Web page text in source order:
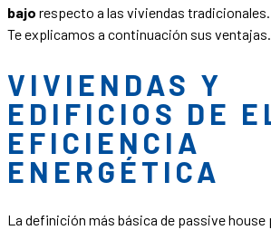
bajo respecto a las viviendas tradicionales.
Te explicamos a continuación sus ventajas.
VIVIENDAS Y
EDIFICIOS DE
EFICIENCIA
ENERGÉTICA
La definición más básica de passive house